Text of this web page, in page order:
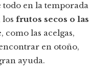
en la temporada
los frutos secos o las
, como las acelgas,
en otoño,
ayuda.